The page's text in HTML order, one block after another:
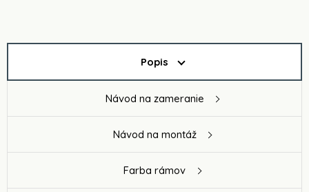
Popis
Návod na zameranie
Návod na montáž
Farba rámov